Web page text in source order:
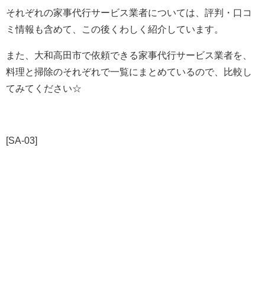
それぞれの家事代行サービス業者については、評判・口コ
ミ情報も含めて、この後くわしく紹介しています。
また、大和高田市で依頼できる家事代行サービス業者を、
料理と掃除のそれぞれで一覧にまとめているので、比較し
てみてください☆
[SA-03]